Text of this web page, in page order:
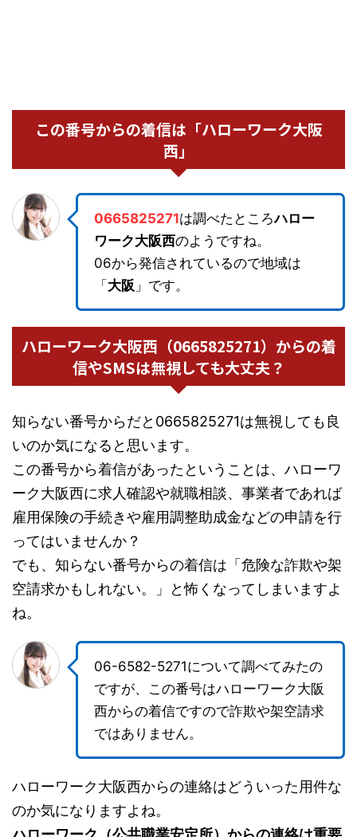
この番号からの着信は「ハローワーク大阪
西」
0665825271は調べたところハロー
ワーク大阪西のようですね。
06から発信されているので地域は
「 大阪 」です。
ハローワーク大阪西（0665825271）からの着
信やSMSは無視しても大丈夫？
知らない番号からだと0665825271は無視しても良
いのか気になると思います。
この番号から着信があったということは、ハローワ
ーク大阪西に求人確認や就職相談、事業者であれば
雇用保険の手続きや雇用調整助成金などの申請を行
ってはいませんか？
でも、知らない番号からの着信は「危険な詐欺や架
空請求かもしれない。」と怖くなってしまいますよ
ね。
06-6582-5271について調べてみたの
ですが、この番号はハローワーク大阪
西からの着信ですので詐欺や架空請求
ではありません。
ハローワーク大阪西からの連絡はどういった用件な
のか気になりますよね。